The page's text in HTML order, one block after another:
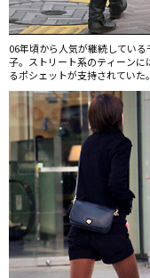
06年頃から人気が継続している
子。ストリート系のティーンに
るポシェットが支持されていた。